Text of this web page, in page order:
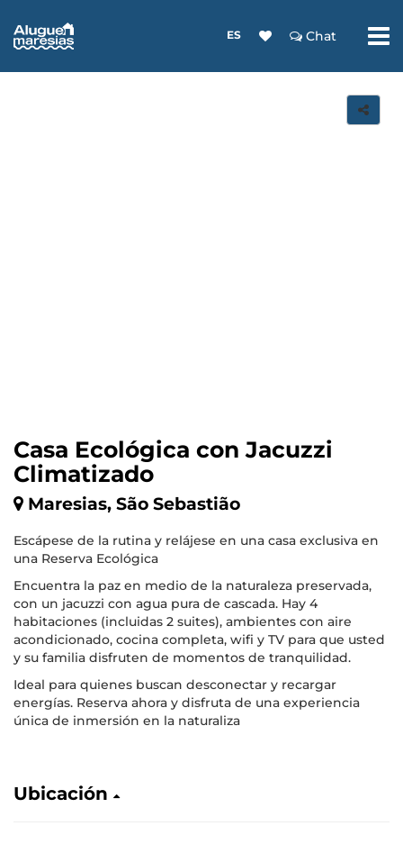
ES Chat
Casa Ecológica con Jacuzzi
Climatizado
Maresias, São Sebastião
Escápese de la rutina y relájese en una casa exclusiva en
una Reserva Ecológica
Encuentra la paz en medio de la naturaleza preservada,
con un jacuzzi con agua pura de cascada. Hay 4
habitaciones (incluidas 2 suites), ambientes con aire
acondicionado, cocina completa, wifi y TV para que usted
y su familia disfruten de momentos de tranquilidad.
Ideal para quienes buscan desconectar y recargar
energías. Reserva ahora y disfruta de una experiencia
única de inmersión en la naturaliza
Ubicación